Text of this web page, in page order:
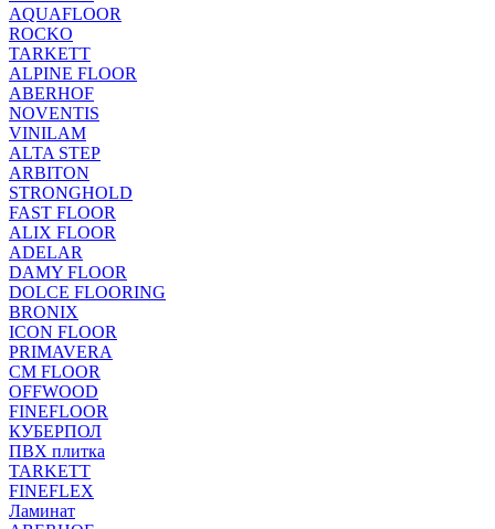
AQUAFLOOR
ROCKO
TARKETT
ALPINE FLOOR
ABERHOF
NOVENTIS
VINILAM
ALTA STEP
ARBITON
STRONGHOLD
FAST FLOOR
ALIX FLOOR
ADELAR
DAMY FLOOR
DOLCE FLOORING
BRONIX
ICON FLOOR
PRIMAVERA
CM FLOOR
OFFWOOD
FINEFLOOR
КУБЕРПОЛ
ПВХ плитка
TARKETT
FINEFLEX
Ламинат